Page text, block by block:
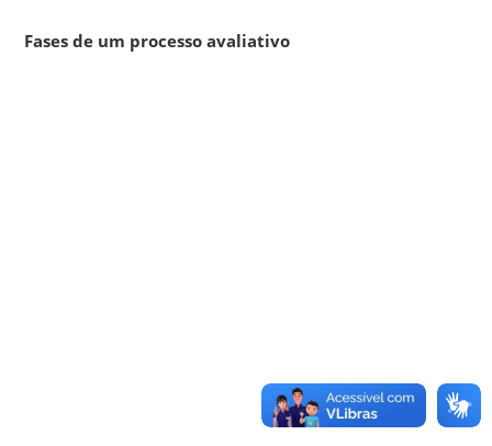
Fases de um processo avaliativo